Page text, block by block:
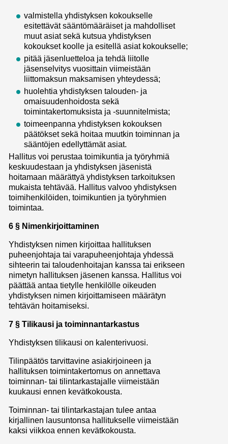
valmistella yhdistyksen kokoukselle
esitettävät sääntömääräiset ja mahdolliset
muut asiat sekä kutsua yhdistyksen
kokoukset koolle ja esitellä asiat kokoukselle;
pitää jäsenluetteloa ja tehdä liitolle
jäsenselvitys vuosittain viimeistään
liittomaksun maksamisen yhteydessä;
huolehtia yhdistyksen talouden- ja
omaisuudenhoidosta sekä
toimintakertomuksista ja ‑suunnitelmista;
toimeenpanna yhdistyksen kokouksen
päätökset sekä hoitaa muutkin toiminnan ja
sääntöjen edellyttämät asiat.
Hallitus voi perustaa toimikuntia ja työryhmiä
keskuudestaan ja yhdistyksen jäsenistä
hoitamaan määrättyä yhdistyksen tarkoituksen
mukaista tehtävää. Hallitus valvoo yhdistyksen
toimihenkilöiden, toimikuntien ja työryhmien
toimintaa.
6 § Nimenkirjoittaminen
Yhdistyksen nimen kirjoittaa hallituksen
puheenjohtaja tai varapuheenjohtaja yhdessä
sihteerin tai taloudenhoitajan kanssa tai erikseen
nimetyn hallituksen jäsenen kanssa. Hallitus voi
päättää antaa tietylle henkilölle oikeuden
yhdistyksen nimen kirjoittamiseen määrätyn
tehtävän hoitamiseksi.
7 § Tilikausi ja toiminnantarkastus
Yhdistyksen tilikausi on kalenterivuosi.
Tilinpäätös tarvittavine asiakirjoineen ja
hallituksen toimintakertomus on annettava
toiminnan- tai tilintarkastajalle viimeistään
kuukausi ennen kevätkokousta.
Toiminnan- tai tilintarkastajan tulee antaa
kirjallinen lausuntonsa hallitukselle viimeistään
kaksi viikkoa ennen kevätkokousta.